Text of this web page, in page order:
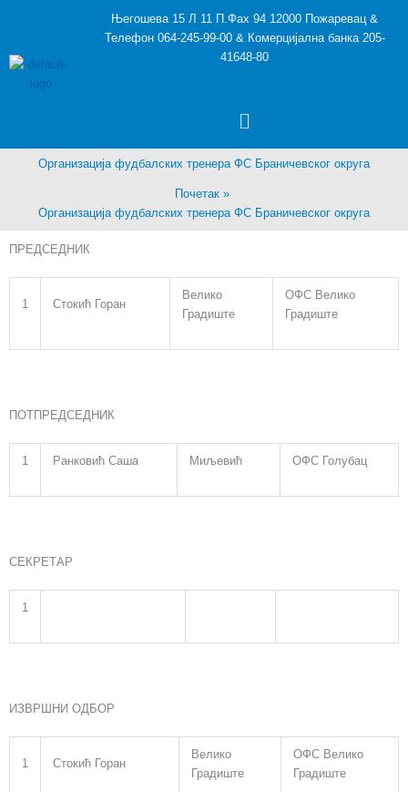
Његошева 15 Л 11 П.Фах 94 12000 Пожаревац &
Телефон 064-245-99-00 & Комерцијална банка 205-
41648-80
Menu
Организација фудбалских тренера ФС Браничевског округа
Почетак
Организација фудбалских тренера ФС Браничевског округа
ПРЕДСЕДНИК
1 Стокић Горан
Велико
Градиште
ОФС Велико
Градиште
ПОТПРЕДСЕДНИК
1 Ранковић Саша Миљевић ОФС Голубац
СЕКРЕТАР
1
ИЗВРШНИ ОДБОР
1 Стокић Горан
Велико
Градиште
ОФС Велико
Градиште